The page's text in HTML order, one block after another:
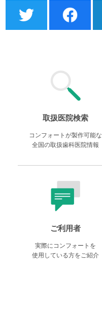
取扱医院検索
コンフォートが製作可能な
全国の取扱歯科医院情報
ご利用者
実際にコンフォートを
使用している方をご紹介